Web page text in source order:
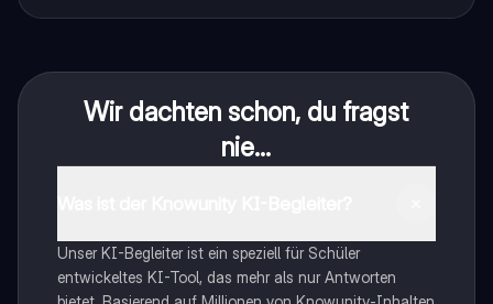
Wir dachten schon, du fragst
nie...
Unser KI-Begleiter ist ein speziell für Schüler
entwickeltes KI-Tool, das mehr als nur Antworten